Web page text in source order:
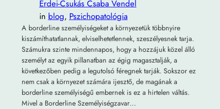
Erdei-Csukás Csaba Vendel
in blog, Pszichopatológia
A borderline személyiségeket a környezetük többnyire
kiszámíthatatlannak, elviselhetetlennek, szeszélyesnek tarja.
Számukra szinte mindennapos, hogy a hozzájuk közel álló
személyt az egyik pillanatban az égig magasztalják, a
következőben pedig a legutolsó féregnek tarják. Sokszor ez
nem csak a környezet számára ijesztő, de magának a
borderline személyiségű embernek is ez a hirtelen váltás.
Mivel a Borderline Személyiségzavar…